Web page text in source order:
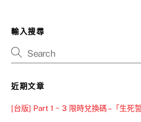
輸入搜尋
近期文章
[台版] Part 1 ~ 3 限時兌換碼 –「生死